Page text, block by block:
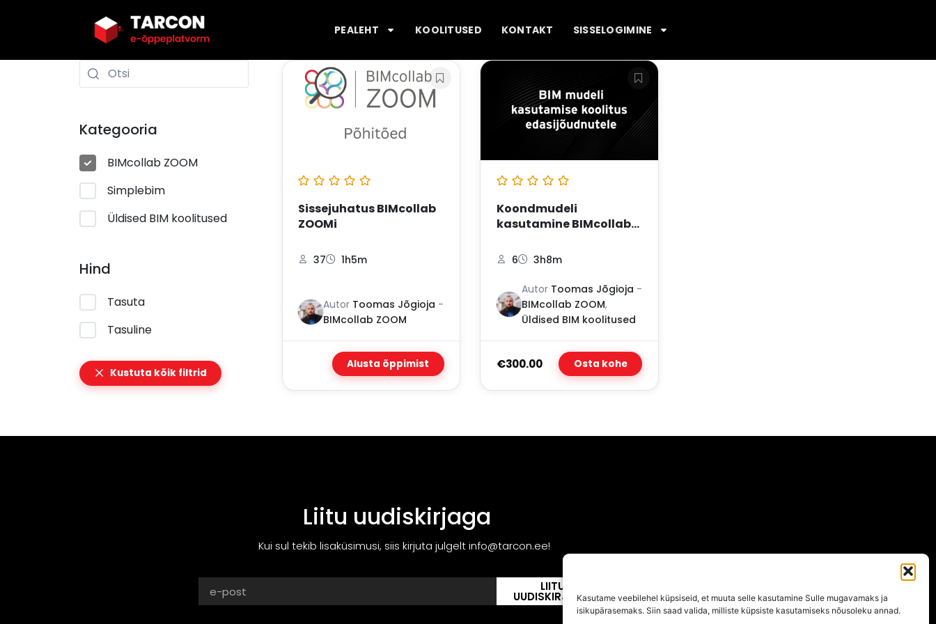
Kasutame veebilehel küpsiseid, et muuta selle kasutamine Sulle mugavamaks ja
isikupärasemaks. Siin saad valida, milliste küpsiste kasutamiseks nõusoleku annad.
PEALEHT KOOLITUSED KONTAKT SISSELOGIMINE
Kategooria
BIMcollab ZOOM
Simplebim
Üldised BIM koolitused
Hind
Tasuta
Tasuline
Kustuta kõik filtrid
Sissejuhatus BIMcollab
ZOOMi
37 1h5m
Autor Toomas Jõgioja -
BIMcollab ZOOM
Alusta õppimist
Koondmudeli
kasutamine BIMcollabis
6 3h8m
Autor Toomas Jõgioja -
BIMcollab ZOOM,
Üldised BIM koolitused
€300.00 Osta kohe
Liitu uudiskirjaga
Kui sul tekib lisaküsimusi, siis kirjuta julgelt info@tarcon.ee!
LIITU
UUDISKIRJAGA